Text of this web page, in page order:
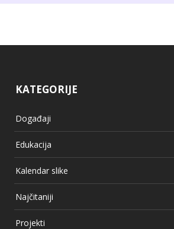
KATEGORIJE
Događaji
Edukacija
Kalendar slike
Najčitaniji
Projekti